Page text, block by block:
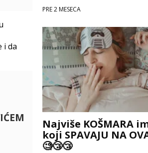
i da
PRE 2 MESECA
Najviše KOŠMARA
koji SPAVAJU NA
🧐😴😴